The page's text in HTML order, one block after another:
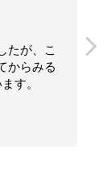
たが、こ
からみる
す。
く説明
す。
あるの